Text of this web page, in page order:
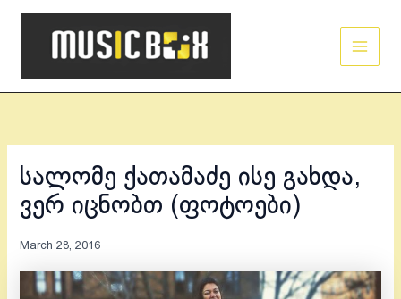
Skip
სალომე ქათამაძე ისე გახდა,
ვერ იცნობთ (ფოტოები)
March 28, 2016